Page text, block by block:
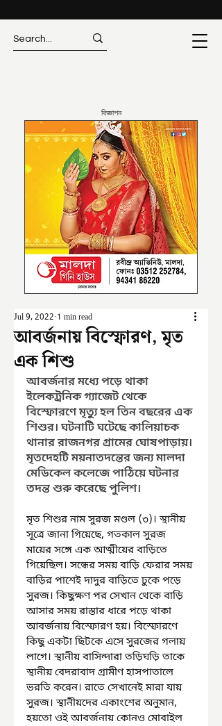
বিজ্ঞাপন
আবর্জনায় বিস্ফোরণ, মৃত
এক শিশু
Jul 9, 2022 1 min read
আবর্জনার মধ্যে পড়ে থাকা
ইলেকট্রনিক গ্যাজেট থেকে
বিস্ফোরণে মৃত্যু হল তিন বছরের এক
শিশুর। ঘটনাটি ঘটেছে কালিয়াচক
থানার রাজনগর গ্রামের ঘোষপাড়ায়।
মৃতদেহটি ময়নাতদন্তের জন্য মালদা
মেডিকেল কলেজে পাঠিয়ে ঘটনার
তদন্ত শুরু করেছে পুলিশ।
মৃত শিশুর নাম সুরজ মণ্ডল (৩)। স্থানীয়
সূত্রে জানা গিয়েছে, গতকাল সুরজ
মায়ের সঙ্গে এক আত্মীয়ের বাড়িতে
গিয়েছিল। সন্ধের সময় বাড়ি ফেরার সময়
বাড়ির পাশেই দাদুর বাড়িতে ঢুকে পড়ে
সুরজ। কিছুক্ষণ পর সেখান থেকে বাড়ি
আসার সময় রাস্তার ধারে পড়ে থাকা
আবর্জনায় বিস্ফোরণ হয়। বিস্ফোরণে
কিছু একটা ছিটকে এসে সুরজের গলায়
লাগে। স্থানীয় বাসিন্দারা তড়িঘড়ি তাকে
স্থানীয় বেদরাবাদ গ্রামীণ হাসপাতালে
ভরতি করেন। রাতে সেখানেই মারা যায়
সুরজ। স্থানীয়দের একাংশের অনুমান,
হয়তো ওই আবর্জনায় কোনও মোবাইল